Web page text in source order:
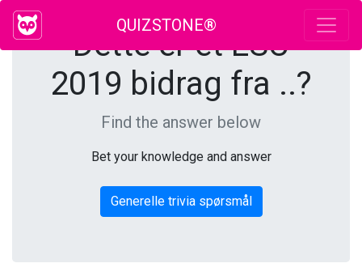
QUIZSTONE®
Dette er et ESC
2019 bidrag fra ..?
Find the answer below
Bet your knowledge and answer
Generelle trivia spørsmål